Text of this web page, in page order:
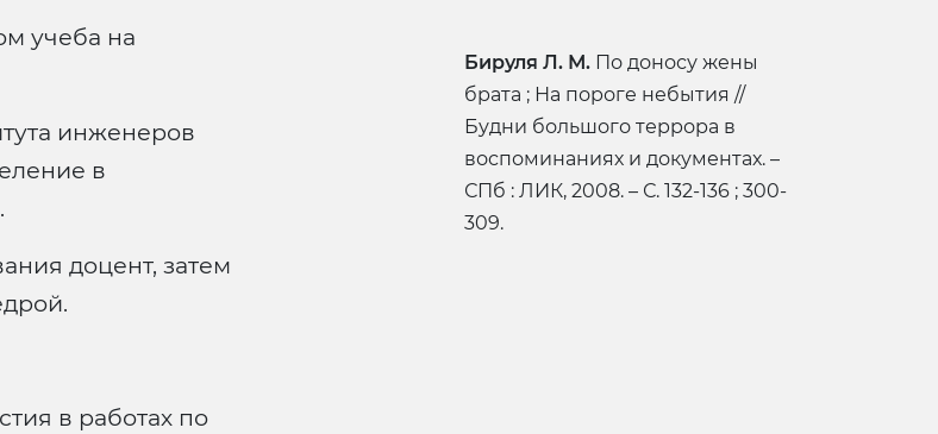
учеба на
инженеров
в
доцент, затем
в работах по
Бируля Л. М. По доносу жены
брата ; На пороге небытия //
Будни большого террора в
воспоминаниях и документах. –
СПб : ЛИК, 2008. – С. 132-136 ; 300-
309.